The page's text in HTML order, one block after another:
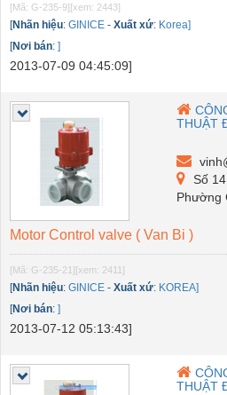
[Mã: G-235-9][xem: 2443]
[Nhãn hiệu: GINICE - Xuất xứ: Korea]
[Nơi bán: ]
2013-07-09 04:45:09]
THUẬT
Số
Phường
Motor Control valve ( Van Bi )
[Mã: G-235-21][xem: 2411]
[Nhãn hiệu: GINICE - Xuất xứ: KOREA]
[Nơi bán: ]
2013-07-12 05:13:43]
THUẬT